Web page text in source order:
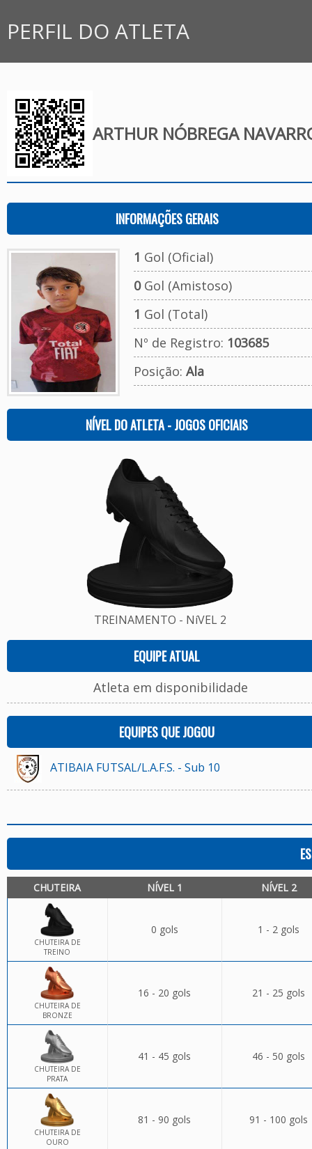
PERFIL DO ATLETA
ARTHUR NÓBREGA
INFORMAÇÕES GERAIS
1 Gol (Oficial)
0Gol (Amistoso)
1 Gol (Total)
Nº de Registro: 103685
Posição: Ala
NÍVEL DO ATLETA - JOGOS OFICIAIS
TREINAMENTO - NíVEL 2
EQUIPE ATUAL
Atleta em disponibilidade
EQUIPES QUE JOGOU
ATIBAIA FUTSAL/L.A.F.S. - Sub 10
CHUTEIRA NÍVEL 1 NÍVEL 2
CHUTEIRA DE
TREINO
0 gols 1 - 2 gols
CHUTEIRA DE
BRONZE
16 - 20 gols 21 - 25 gols
CHUTEIRA DE
PRATA
41 - 45 gols 46 - 50 gols
CHUTEIRA DE
OURO
81 - 90 gols 91 - 100 gols